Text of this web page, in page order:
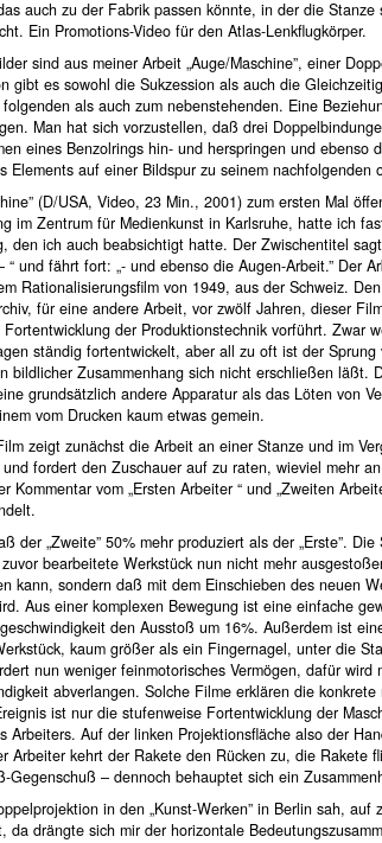
auch zu der Fabrik passen könnte, in der die
Ein Promotions-Video für den Atlas-Lenkflugkörper.
sind aus meiner Arbeit „Auge/Maschine”, einer
gibt es sowohl die Sukzession als auch die
als auch zum nebenstehenden. Eine
Man hat sich vorzustellen, daß drei
eines Benzolrings hin- und herspringen und ebenso
Elements auf einer Bildspur zu seinem nachfolgenden
(D/USA, Video, 23 Min., 2001) zum ersten Mal
im Zentrum für Medienkunst in Karlsruhe, hatte ich
den ich auch beabsichtigt hatte. Der Zwischentitel
“ und fährt fort: „- und ebenso die Augen-Arbeit.” Der
Rationalisierungsfilm von 1949, aus der Schweiz.
für eine andere Arbeit, vor zwölf Jahren, dieser
der Produktionstechnik vorführt. Zwar
ständig fortentwickelt, aber all zu oft ist der
bildlicher Zusammenhang sich nicht erschließen läßt.
grundsätzlich andere Apparatur als das Löten von
vom Drucken kaum etwas gemein.
zeigt zunächst die Arbeit an einer Stanze und im
fordert den Zuschauer auf zu raten, wieviel mehr
Kommentar vom „Ersten Arbeiter “ und „Zweiten
der „Zweite” 50% mehr produziert als der „Erste”.
bearbeitete Werkstück nun nicht mehr
kann, sondern daß mit dem Einschieben des neuen
Aus einer komplexen Bewegung ist eine einfache
den Ausstoß um 16%. Außerdem ist
kaum größer als ein Fingernagel, unter die
nun weniger feinmotorisches Vermögen, dafür wird
abverlangen. Solche Filme erklären die
ist nur die stufenweise Fortentwicklung der
Arbeiters. Auf der linken Projektionsfläche also der
Arbeiter kehrt der Rakete den Rücken zu, die Rakete
Gegenschuß – dennoch behauptet sich ein
in den „Kunst-Werken” in Berlin sah, auf
da drängte sich mir der horizontale